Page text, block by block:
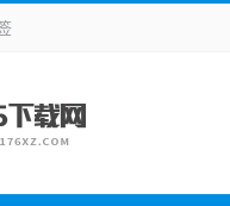
体育竞技
其它类别 图形软件